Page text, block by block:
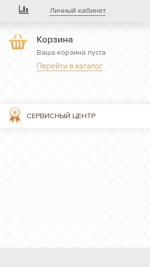
Личный кабинет
Корзина
Ваша корзина пуста
Перейти в каталог
СЕРВИСНЫЙ ЦЕНТР